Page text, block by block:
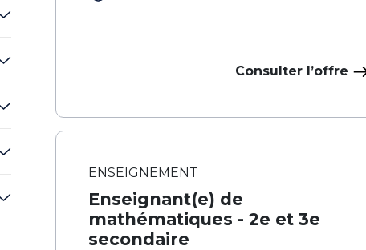
Consulter l’offre
ENSEIGNEMENT
Enseignant(e) de
mathématiques - 2e et 3e
secondaire